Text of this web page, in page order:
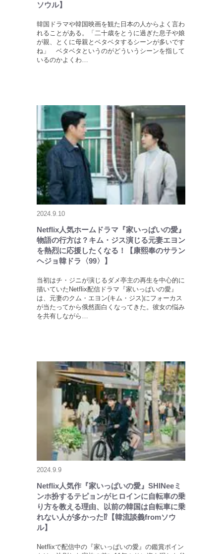
ソウル】
韓国ドラマや韓国映画を観た日本の人からよく言わ
れることがある。「二十歳をとうに過ぎた息子や娘
が親、とくに母親とベタベタするシーンが多いです
ね」 ベタベタというのがどういうシーンを指して
いるのかよくわ…
2024.9.10
Netflix人気ホームドラマ『家いっぱいの愛』
物語の行方は？キム・ジス演じる元妻エヨン
を熱烈に応援したくなる！【康熙奉のサラン
ヘジョ韓ドラ〈99〉】
当初はチ・ジニが演じるダメ亭主の再生を中心的に
描いていたNetflix配信ドラマ『家いっぱいの愛』
は、元妻のクム・エヨン(キム・ジス)にフォーカス
が当たってから俄然面白くなってきた。彼女の悩み
を共有しながら…
2024.9.9
Netflix人気作『家いっぱいの愛』SHINeeミ
ンホ扮するテピョンがヒロインに自転車の乗
り方を教える理由、以前の韓国は自転車に乗
れない人が多かった⁉【韓流談義fromソウ
ル】
Netflixで配信中の『家いっぱいの愛』の鑑賞ポイン